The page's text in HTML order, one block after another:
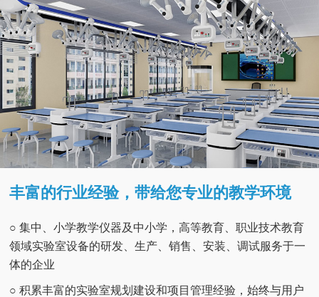
丰富的行业经验，带给您专业的教学环境
○ 集中、小学教学仪器及中小学，高等教育、职业技术教育
领域实验室设备的研发、生产、销售、安装、调试服务于一
体的企业
○ 积累丰富的实验室规划建设和项目管理经验，始终与用户